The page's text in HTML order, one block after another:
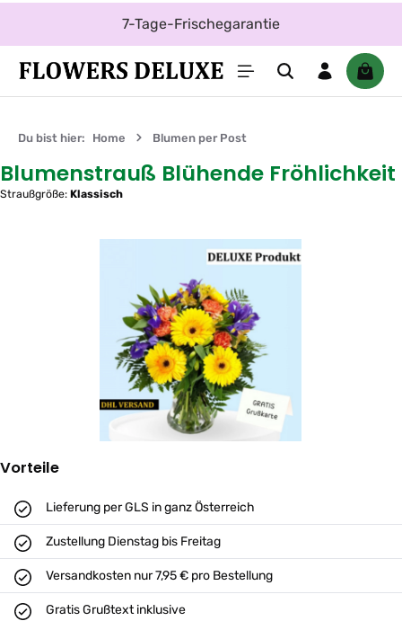
Zum Hauptinhalt springen7-Tage-Frischegarantie
Du bist hier: Home Blumen per Post
Blumenstrauß Blühende Fröhlichkeit
Straußgröße: Klassisch
Vorteile
Lieferung per GLS in ganz Österreich
Zustellung Dienstag bis Freitag
Versandkosten nur 7,95 € pro Bestellung
Gratis Grußtext inklusive